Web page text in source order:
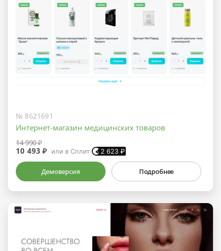
№ 8621691
Интернет-магазин медицинских товаров
14 990 ₽
10 493 ₽ или в Сплит 2 623₽
Демоверсия Подробнее